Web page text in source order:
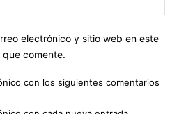
electrónico y sitio web en este
comente.
con los siguientes comentarios